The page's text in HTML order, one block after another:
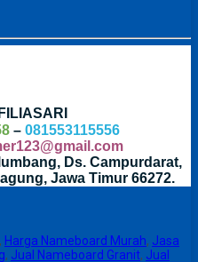
– 081553115556
Ds. Campurdarat,
Jawa Timur 66272.
, Harga Nameboard Murah, Jasa
, Jual Nameboard Granit, Jual